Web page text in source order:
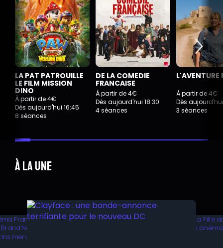
LA PAT PATROUILLE
LE FILM MISSION
DINO
À partir de 4€
Dès aujourd'hui 16:45
8 séances
DE LA COMEDIE
FRANCAISE
À partir de 4€
Dès aujourd'hui 18:30
4 séances
L'AVENTURE
À partir de 4€
Dès
3 séances
À la une